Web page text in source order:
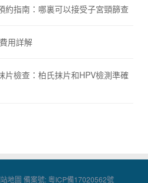
約指南：哪裏可以接受子宮頸篩查
用詳解
片檢查：柏氏抹片和HPV檢測準確
地圖 備案號:粵ICP備17020562號